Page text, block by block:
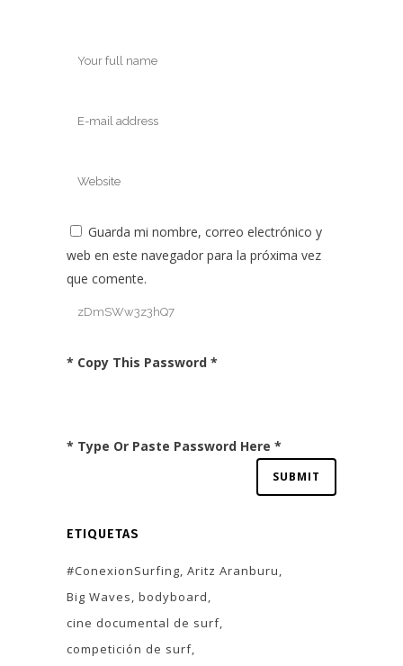
Guarda mi nombre, correo electrónico y
web en este navegador para la próxima vez
que comente.
* Copy This Password *
* Type Or Paste Password Here *
ETIQUETAS
#ConexionSurfing Aritz Aranburu
Big Waves bodyboard
cine documental de surf
competición de surf